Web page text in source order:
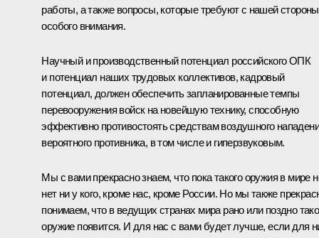
работы, а также вопросы, которые требуют с нашей стороны
особого внимания.
Научный и производственный потенциал российского ОПК
и потенциал наших трудовых коллективов, кадровый
потенциал, должен обеспечить запланированные темпы
перевооружения войск на новейшую технику, способную
эффективно противостоять средствам воздушного
вероятного противника, в том числе и гиперзвуковым.
Мы с вами прекрасно знаем, что пока такого оружия в мире
нет ни у кого, кроме нас, кроме России. Но мы также
понимаем, что в ведущих странах мира рано или поздно
оружие появится. И для нас с вами будет лучше, если для